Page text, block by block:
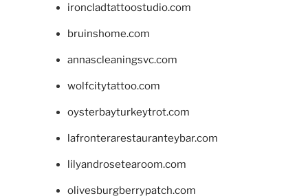
ironcladtattoostudio.com
bruinshome.com
annascleaningsvc.com
wolfcitytattoo.com
oysterbayturkeytrot.com
lafronterarestauranteybar.com
lilyandrosetearoom.com
olivesburgberrypatch.com